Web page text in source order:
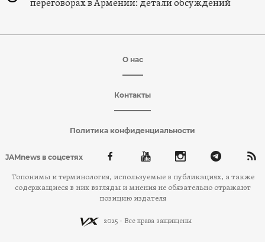
переговорах в Армении: детали обсуждений
О нас
Контакты
Политика конфиденциальности
JAMnews в соцсетях
Топонимы и терминология, используемые в публикациях, а также
содержащиеся в них взгляды и мнения не обязательно отражают
позицию издателя
2025 - Все права защищены